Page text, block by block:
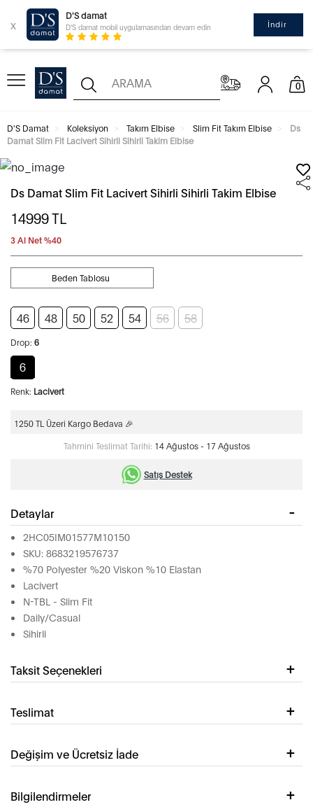
x
D'S damat
D'S damat mobil uygulamasından devam edin İndir
0
D'S Damat Koleksiyon Takım Elbise Slim Fit Takım Elbise
Ds
Damat Slim Fit Lacivert Sihirli Sihirli Takim Elbise
Ds Damat Slim Fit Lacivert Sihirli Sihirli Takim Elbise
14999TL
3 Al Net %40
Beden Tablosu
46 48 50 52 54 56 58
Drop: 6
6
Renk: Lacivert
1250 TL Üzeri Kargo Bedava 🎉
Tahmini Teslimat Tarihi: 14 Ağustos - 17 Ağustos
Satış Destek
Detaylar
2HC05IM01577M10150
SKU: 8683219576737
%70 Polyester %20 Viskon %10 Elastan
Lacivert
N-TBL - Slim Fit
Daily/Casual
Sihirli
Taksit Seçenekleri
Teslimat
Değişim ve Ücretsiz İade
Bilgilendirmeler